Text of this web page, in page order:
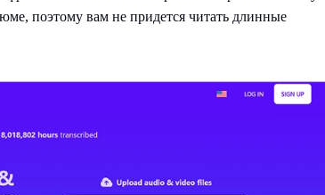
поэтому вам не придется читать длинные